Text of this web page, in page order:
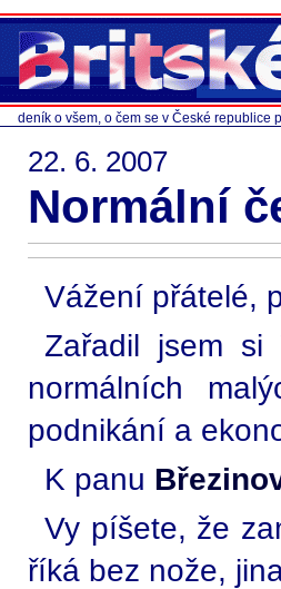
deník o všem, o čem se v České republice
22. 6. 2007
Normální
Vážení přátelé,
Zařadil jsem
normálních
podnikání a
K panu
Vy píšete, že
říká bez nože,